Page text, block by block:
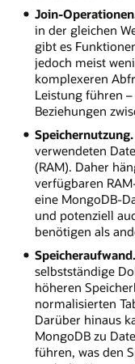
Join-
in der gleichen
gibt es
jedoch meist
komplexeren
Leistung führen
Beziehungen
Speichernutzung.
verwendeten
(RAM). Daher
verfügbaren
eine MongoDB-
und potenziell
benötigen als
Speicheraufwand.
selbstständige
höheren
normalisierten
Darüber hinaus
MongoDB zu
führen, was den